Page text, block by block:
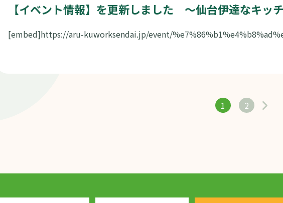
【イベント情報】を更新しました ～仙台伊達なキッ
[embed]https://aru-kuworksendai.jp/event/
1 2